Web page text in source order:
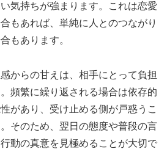
気持ちが強まります。これは恋愛
もあれば、単純に人とのつながり
もあります。
からの甘えは、相手にとって負担
頻繁に繰り返される場合は依存的
があり、受け止める側が戸惑うこ
そのため、翌日の態度や普段の言
動の真意を見極めることが大切で